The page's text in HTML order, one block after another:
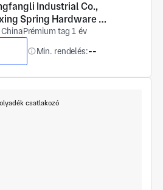
Industrial Co.,
Spring Hardware
Ltd Prémium tag 1 év
Min. rendelés:--